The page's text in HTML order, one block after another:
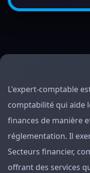
L'expert-comptable
comptabilité qui aide
finances de manière
réglementation. Il
Secteurs financier,
offrant des services